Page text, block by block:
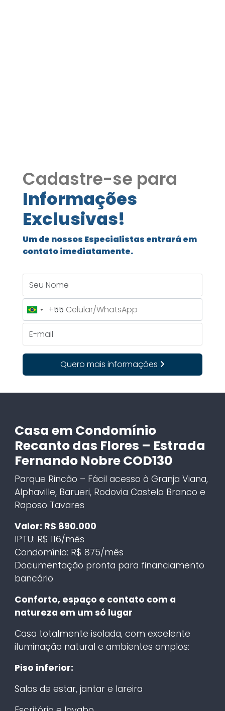
Cadastre-se para
Informações
Exclusivas!
Um de nossos Especialistas entrará em
contato imediatamente.
Brazil
+55
+55
Quero mais informações
Casa em Condomínio
Recanto das Flores – Estrada
Fernando Nobre COD130
Parque Rincão – Fácil acesso à Granja Viana,
Alphaville, Barueri, Rodovia Castelo Branco e
Raposo Tavares
Valor: R$ 890.000
IPTU: R$ 116/mês
Condomínio: R$ 875/mês
Documentação pronta para financiamento
bancário
Conforto, espaço e contato com a
natureza em um só lugar
Casa totalmente isolada, com excelente
iluminação natural e ambientes amplos:
Piso inferior:
Salas de estar, jantar e lareira